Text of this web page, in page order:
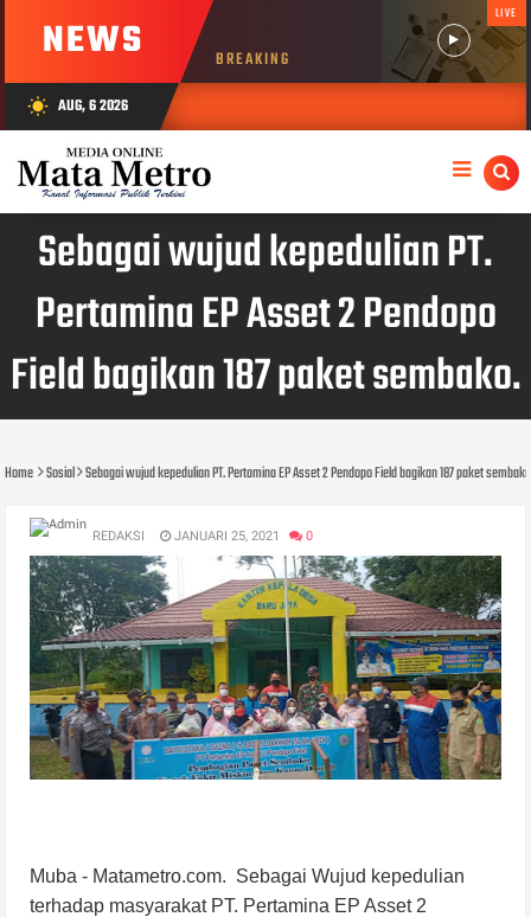
NEWS BREAKING
LIVE
wb_sunny AUG, 6 2026
Sebagai wujud kepedulian PT.
Pertamina EP Asset 2 Pendopo
Field bagikan 187 paket sembako.
Home Sosial Sebagai wujud kepedulian PT. Pertamina EP Asset 2 Pendopo Field bagikan 187 paket
REDAKSI JANUARI 25, 2021 0
Muba - Matametro.com. Sebagai Wujud kepedulian
terhadap masyarakat PT. Pertamina EP Asset 2